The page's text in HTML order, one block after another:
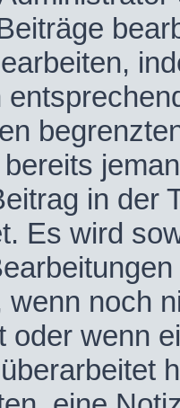
in der
Es wird
noch
oder wenn